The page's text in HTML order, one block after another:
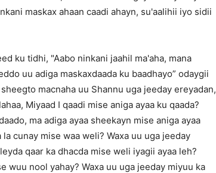
maskax ahaan caadi ahayn, su'aalihii iyo sidii
ku tidhi, "Aabo ninkani jaahil ma'aha, mana
uu adiga maskaxdaada ku baadhayo” odaygii
macnaha uu Shannu uga jeeday ereyadan,
Miyaad I qaadi mise aniga ayaa ku qaada?
ma adiga ayaa sheekayn mise aniga ayaa
cunay mise waa weli? Waxa uu uga jeeday
qaar ka dhacda mise weli iyagii ayaa leh?
wuu nool yahay? Waxa uu uga jeeday miyuu ka